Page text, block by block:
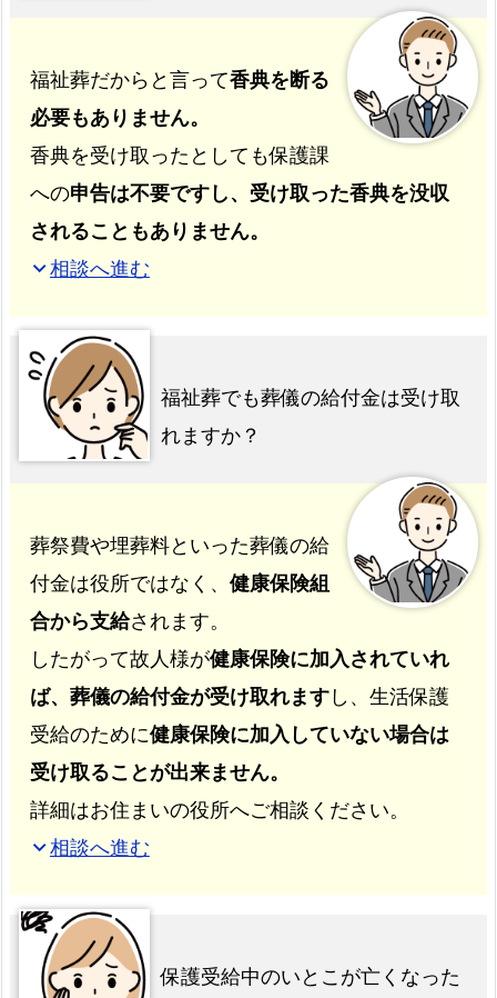
福祉葬だからと言って香典を断る
必要もありません。
香典を受け取ったとしても保護課
への申告は不要ですし、受け取った香典を没収
されることもありません。
expand_more相談へ進む
福祉葬でも葬儀の給付金は受け取
れますか？
葬祭費や埋葬料といった葬儀の給
付金は役所ではなく、 健康保険組
合から支給されます。
したがって故人様が健康保険に加入されていれ
ば、葬儀の給付金が受け取れますし、生活保護
受給のために健康保険に加入していない場合は
受け取ることが出来ません。
詳細はお住まいの役所へご相談ください。
expand_more相談へ進む
保護受給中のいとこが亡くなった